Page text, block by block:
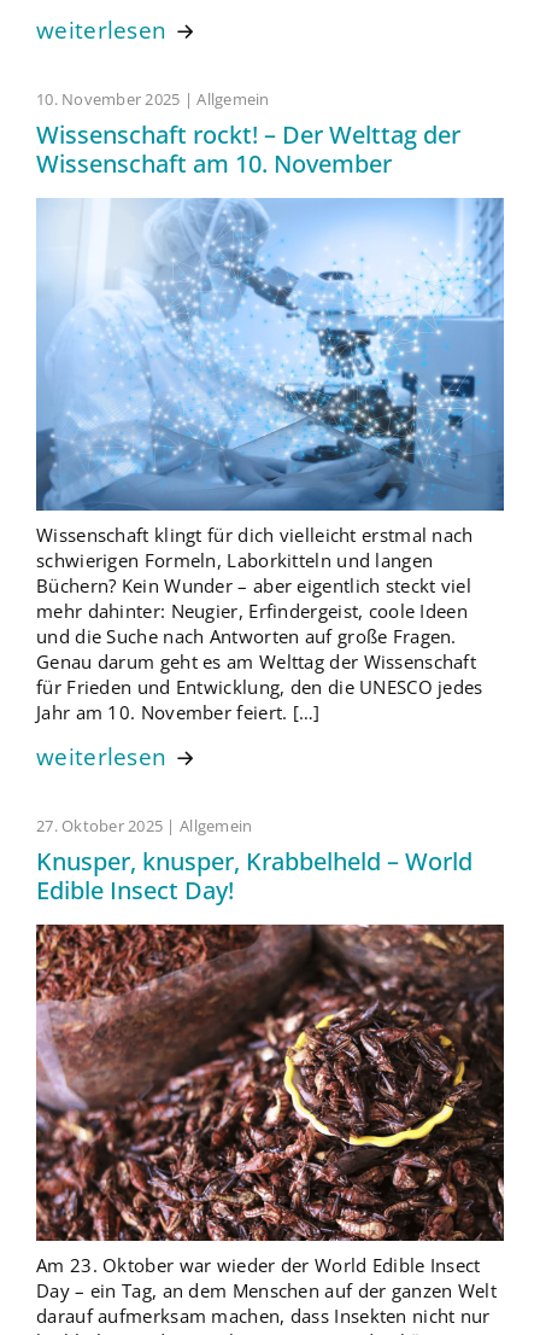
weiterlesen
10. November 2025 | Allgemein
Wissenschaft rockt! – Der Welttag der
Wissenschaft am 10. November
Wissenschaft klingt für dich vielleicht erstmal nach
schwierigen Formeln, Laborkitteln und langen
Büchern? Kein Wunder – aber eigentlich steckt viel
mehr dahinter: Neugier, Erfindergeist, coole Ideen
und die Suche nach Antworten auf große Fragen.
Genau darum geht es am Welttag der Wissenschaft
für Frieden und Entwicklung, den die UNESCO jedes
Jahr am 10. November feiert. […]
weiterlesen
27. Oktober 2025 | Allgemein
Knusper, knusper, Krabbelheld – World
Edible Insect Day!
Am 23. Oktober war wieder der World Edible Insect
Day – ein Tag, an dem Menschen auf der ganzen Welt
darauf aufmerksam machen, dass Insekten nicht nur